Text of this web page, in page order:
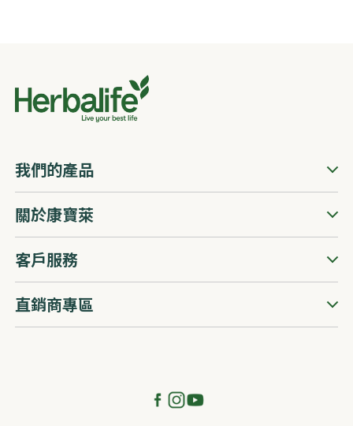
我們的產品
關於康寶萊
客戶服務
直銷商專區